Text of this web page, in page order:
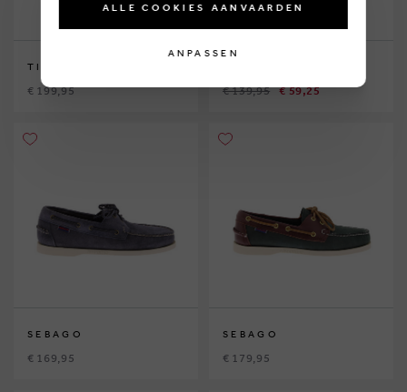
TIMBERLAND
€ 199,95 € 139,95 € 59,25
SEBAGO
€ 169,95
SEBAGO
€ 179,95
ALLE COOKIES AANVAARDEN
ANPASSEN